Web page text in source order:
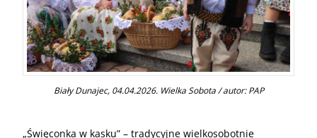
Biały Dunajec, 04.04.2026. Wielka Sobota / autor: PAP
„Święconka w kasku” – tradycyjne wielkosobotnie